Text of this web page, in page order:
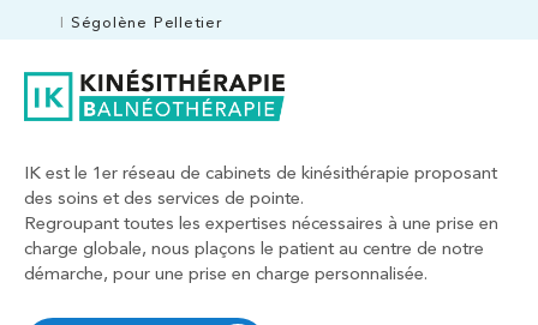
Ségolène Pelletier
IK est le 1er réseau de cabinets de kinésithérapie proposant
des soins et des services de pointe.
Regroupant toutes les expertises nécessaires à une prise en
charge globale, nous plaçons le patient au centre de notre
démarche, pour une prise en charge personnalisée.
IK Antony Olympe Sante – 92
28 Rue Velpeau 92160 Antony
01 76 21 71 41
PRENDRE RDV
Kinésithérapie